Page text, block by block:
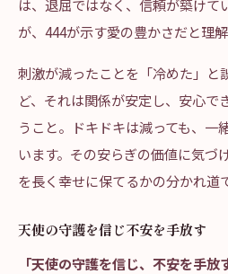
は、退屈ではなく、信頼が築けて
が、444が示す愛の豊かさだと理
刺激が減ったことを「冷めた」と
ど、それは関係が安定し、安心で
うこと。ドキドキは減っても、一
います。その安らぎの価値に気づ
を長く幸せに保てるかの分かれ道
天使の守護を信じ不安を手放す
「天使の守護を信じ、不安を手放